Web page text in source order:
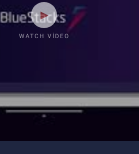
WATCH VIDEO